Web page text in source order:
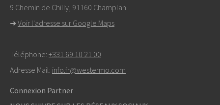
9 Chemin de Chilly, 91160 Champlan
➜ Voir l'adresse sur Google Maps
Téléphone: +331 69 10 21 00
Adresse Mail: info.fr@westermo.com
Connexion Partner